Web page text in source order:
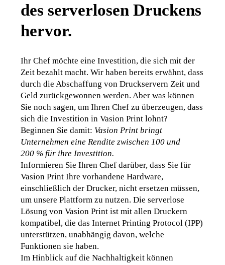
des serverlosen Druckens
hervor.
Ihr Chef möchte eine Investition, die sich mit der
Zeit bezahlt macht. Wir haben bereits erwähnt, dass
durch die Abschaffung von Druckservern Zeit und
Geld zurückgewonnen werden. Aber was können
Sie noch sagen, um Ihren Chef zu überzeugen, dass
sich die Investition in Vasion Print lohnt?
Beginnen Sie damit: Vasion Print bringt
Unternehmen eine Rendite zwischen 100 und
200 % für ihre Investition.
Informieren Sie Ihren Chef darüber, dass Sie für
Vasion Print Ihre vorhandene Hardware,
einschließlich der Drucker, nicht ersetzen müssen,
um unsere Plattform zu nutzen. Die serverlose
Lösung von Vasion Print ist mit allen Druckern
kompatibel, die das Internet Printing Protocol (IPP)
unterstützen, unabhängig davon, welche
Funktionen sie haben.
Im Hinblick auf die Nachhaltigkeit können